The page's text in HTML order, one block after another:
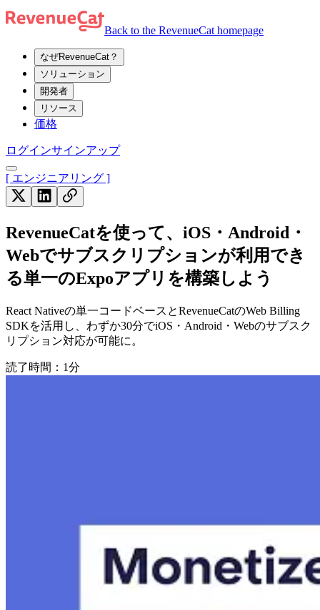
Back to the RevenueCat homepage
なぜRevenueCat？
ソリューション
開発者
リソース
価格
ログインサインアップ
[ エンジニアリング ]
RevenueCatを使って、iOS・Android・
Webでサブスクリプションが利用でき
る単一のExpoアプリを構築しよう
React Nativeの単一コードベースとRevenueCatのWeb Billing
SDKを活用し、わずか30分でiOS・Android・Webのサブスク
リプション対応が可能に。
読了時間：1分